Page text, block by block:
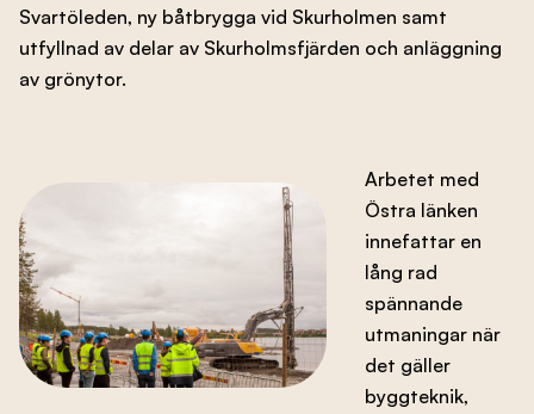
Svartöleden, ny båtbrygga vid Skurholmen samt
utfyllnad av delar av Skurholmsfjärden och anläggning
av grönytor.
Arbetet med
Östra länken
innefattar en
lång rad
spännande
utmaningar när
det gäller
byggteknik,